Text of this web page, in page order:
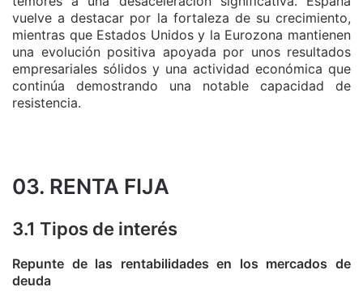
vuelve a destacar por la fortaleza de su crecimiento,
mientras que Estados Unidos y la Eurozona mantienen
una evolución positiva apoyada por unos resultados
empresariales sólidos y una actividad económica que
continúa demostrando una notable capacidad de
resistencia.
03. RENTA FIJA
3.1 Tipos de interés
Repunte de las rentabilidades en los mercados de
deuda